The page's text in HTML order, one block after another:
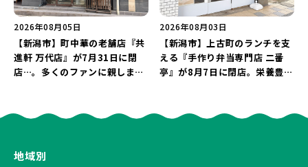
2026年08月05日
【新潟市】町中華の老舗店『共
進軒 万代店』が7月31日に閉
店…。多くのファンに親しまれ
2026年08月03日
【新潟市】上古町のランチを支
える『手作り弁当専門店 二番
亭』が8月7日に閉店。栄養豊富
地域別